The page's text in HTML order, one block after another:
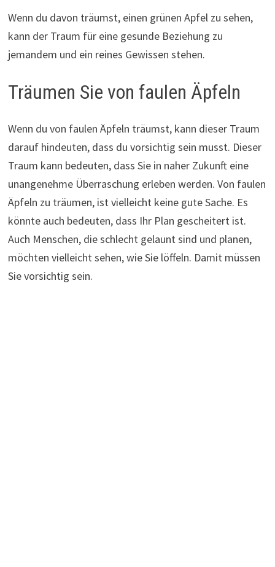
Wenn du davon träumst, einen grünen Apfel zu sehen,
kann der Traum für eine gesunde Beziehung zu
jemandem und ein reines Gewissen stehen.
Träumen Sie von faulen Äpfeln
Wenn du von faulen Äpfeln träumst, kann dieser Traum
darauf hindeuten, dass du vorsichtig sein musst. Dieser
Traum kann bedeuten, dass Sie in naher Zukunft eine
unangenehme Überraschung erleben werden. Von faulen
Äpfeln zu träumen, ist vielleicht keine gute Sache. Es
könnte auch bedeuten, dass Ihr Plan gescheitert ist.
Auch Menschen, die schlecht gelaunt sind und planen,
möchten vielleicht sehen, wie Sie löffeln. Damit müssen
Sie vorsichtig sein.